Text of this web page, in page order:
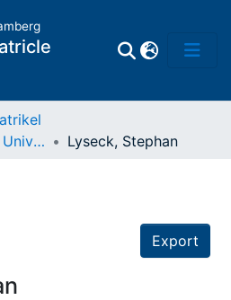
Matrikel der älteren Universität
Lyseck, Stephan
Export